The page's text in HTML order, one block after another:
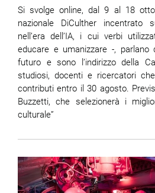
Si svolge online, dal 9 al 18
nazionale DiCulther incentrato
nell’era dell’IA, i cui verbi
educare e umanizzare -, parlano
futuro e sono l’indirizzo della
studiosi, docenti e ricercatori
contributi entro il 30 agosto.
Buzzetti, che selezionerà i
culturale”